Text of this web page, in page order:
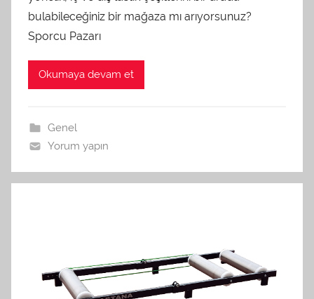
bulabileceğiniz bir mağaza mı arıyorsunuz?
Sporcu Pazarı
Okumaya devam et
Genel
Yorum yapın